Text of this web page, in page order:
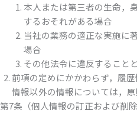
本人または第三者の生命，
するおそれがある場合
当社の業務の適正な実施に
場合
その他法令に違反すること
前項の定めにかかわらず，履
情報以外の情報については，
第7条（個人情報の訂正および削除